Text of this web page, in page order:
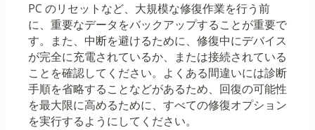
PC のリセットなど、大規模な修復作業を行う前
に、重要なデータをバックアップすることが重要で
す。また、中断を避けるために、修復中にデバイス
が完全に充電されているか、または接続されている
ことを確認してください。よくある間違いには診断
手順を省略することなどがあるため、回復の可能性
を最大限に高めるために、すべての修復オプション
を実行するようにしてください。